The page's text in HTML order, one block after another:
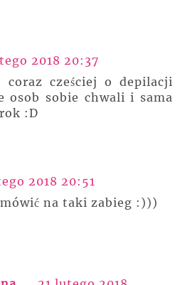
2018 20:37
coraz cześciej o depilacji
osob sobie chwali i sama
:D
2018 20:51
na taki zabieg :)))